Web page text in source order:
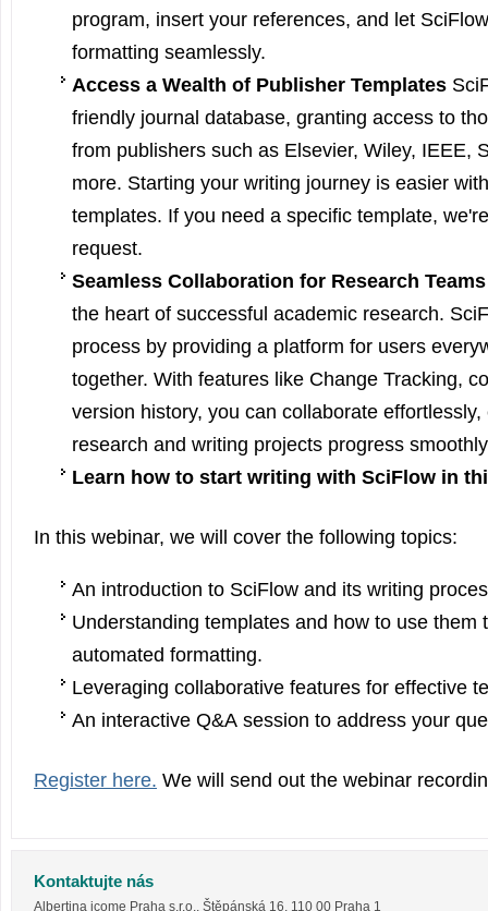
program, insert your references, and let
formatting seamlessly.
Access a Wealth of Publisher Templates
friendly journal database, granting access to
from publishers such as Elsevier, Wiley, IEEE,
more. Starting your writing journey is easier
templates. If you need a specific template,
request.
Seamless Collaboration for Research Teams
the heart of successful academic research.
process by providing a platform for users
together. With features like Change Tracking,
version history, you can collaborate
research and writing projects progress
Learn how to start writing with SciFlow in
In this webinar, we will cover the following topics:
An introduction to SciFlow and its writing
Understanding templates and how to use them
automated formatting.
Leveraging collaborative features for effective
An interactive Q&A session to address your
Register here. We will send out the webinar
Kontaktujte nás
Albertina icome Praha s.r.o., Štěpánská 16, 110 00 Praha 1